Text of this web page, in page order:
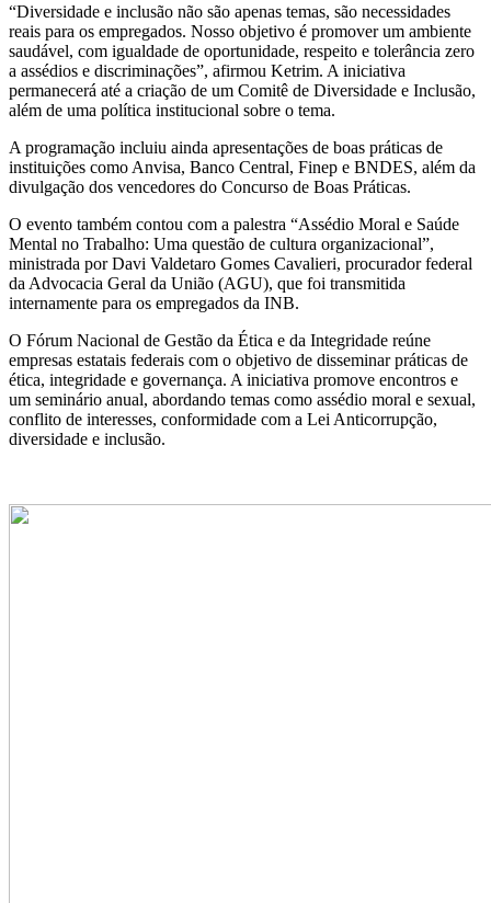
“Diversidade e inclusão não são apenas temas, são necessidades
reais para os empregados. Nosso objetivo é promover um ambiente
saudável, com igualdade de oportunidade, respeito e tolerância zero
a assédios e discriminações”, afirmou Ketrim. A iniciativa
permanecerá até a criação de um Comitê de Diversidade e Inclusão,
além de uma política institucional sobre o tema.
A programação incluiu ainda apresentações de boas práticas de
instituições como Anvisa, Banco Central, Finep e BNDES, além da
divulgação dos vencedores do Concurso de Boas Práticas.
O evento também contou com a palestra “Assédio Moral e Saúde
Mental no Trabalho: Uma questão de cultura organizacional”,
ministrada por Davi Valdetaro Gomes Cavalieri, procurador federal
da Advocacia Geral da União (AGU), que foi transmitida
internamente para os empregados da INB.
O Fórum Nacional de Gestão da Ética e da Integridade reúne
empresas estatais federais com o objetivo de disseminar práticas de
ética, integridade e governança. A iniciativa promove encontros e
um seminário anual, abordando temas como assédio moral e sexual,
conflito de interesses, conformidade com a Lei Anticorrupção,
diversidade e inclusão.